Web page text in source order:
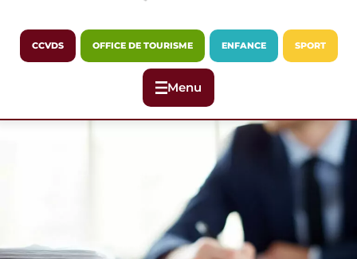
CCVDS OFFICE DE TOURISME ENFANCE SPORT
Menu